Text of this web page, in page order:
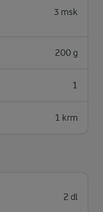
3 msk
200 g
1
1 krm
2 dl